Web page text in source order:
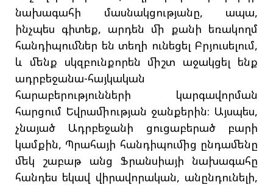
նախագահի մասնակցությանը, ապա,
ինչպես գիտեք, արդեն մի քանի եռակողմ
հանդիպումներ են տեղի ունեցել Բրյուսելում,
և մենք սկզբունքորեն միշտ աջակցել ենք
ադրբեջանա-հայկական
հարաբերությունների կարգավորման
հարցում Եվրամիության ջանքերին։ Այսպես,
չնայած Ադրբեջանի ցուցաբերած բարի
կամքին, Պրահայի հանդիպումից ընդամենը
մեկ շաբաթ անց Ֆրանսիայի նախագահը
հանդես եկավ վիրավորական, անընդունելի,